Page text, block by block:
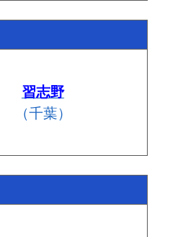
習志野
（千葉）